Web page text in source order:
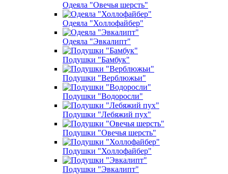
Одеяла "Овечья шерсть"
Одеяла "Холлофайбер"
Одеяла "Эвкалипт"
Подушки "Бамбук"
Подушки "Верблюжьи"
Подушки "Водоросли"
Подушки "Лебяжий пух"
Подушки "Овечья шерсть"
Подушки "Холлофайбер"
Подушки "Эвкалипт"